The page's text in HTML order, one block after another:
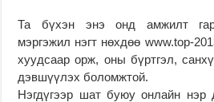
Та бүхэн энэ онд амжилт
мэргэжил нэгт нөхдөө www.top-
хуудсаар орж, оны бүртгэл,
дэвшүүлэх боломжтой.
Нэгдүгээр шат буюу онлайн нэр